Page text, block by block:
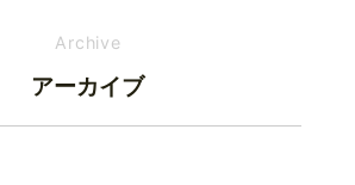
Archive
アーカイブ